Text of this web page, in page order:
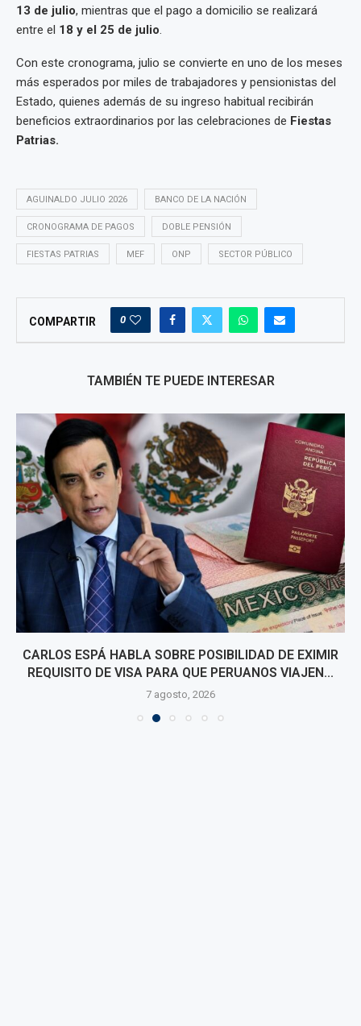
13 de julio, mientras que el pago a domicilio se realizará
entre el 18 y el 25 de julio.
Con este cronograma, julio se convierte en uno de los meses
más esperados por miles de trabajadores y pensionistas del
Estado, quienes además de su ingreso habitual recibirán
beneficios extraordinarios por las celebraciones de Fiestas
Patrias.
AGUINALDO JULIO 2026 BANCO DE LA NACIÓN
CRONOGRAMA DE PAGOS DOBLE PENSIÓN
FIESTAS PATRIAS MEF ONP SECTOR PÚBLICO
COMPARTIR 0
TAMBIÉN TE PUEDE INTERESAR
CARLOS ESPÁ HABLA SOBRE POSIBILIDAD DE EXIMIR
REQUISITO DE VISA PARA QUE PERUANOS VIAJEN...
7 agosto, 2026